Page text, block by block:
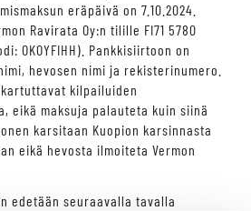
eräpäivä on 7.10.2024.
Ravirata Oy:n tilille FI71 5780
OKOYFIHH). Pankkisiirtoon on
hevosen nimi ja rekisterinumero.
kilpailuiden
eikä maksuja palauteta kuin siinä
karsitaan Kuopion karsinnasta
eikä hevosta ilmoiteta Vermon
edetään seuraavalla tavalla